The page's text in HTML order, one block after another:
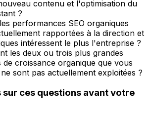
contenu et l'optimisation du
?
performances SEO organiques
rapportées à la direction et
intéressent le plus l'entreprise ?
les deux ou trois plus grandes
croissance organique que vous
sont pas actuellement exploitées ?
sur ces questions avant votre